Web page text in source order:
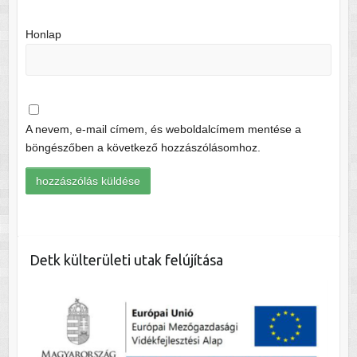
Honlap
A nevem, e-mail címem, és weboldalcímem mentése a
böngészőben a következő hozzászólásomhoz.
Detk külterületi utak felújítása